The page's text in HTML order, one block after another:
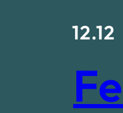
12.12